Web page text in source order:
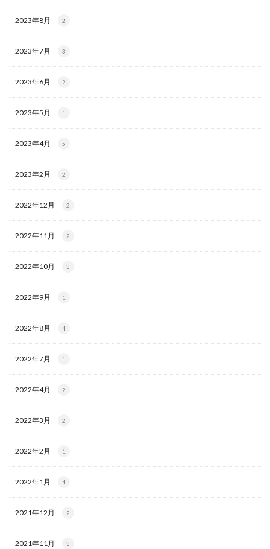
2023年8月 2
2023年7月 3
2023年6月 2
2023年5月 1
2023年4月 5
2023年2月 2
2022年12月 2
2022年11月 2
2022年10月 3
2022年9月 1
2022年8月 4
2022年7月 1
2022年4月 2
2022年3月 2
2022年2月 1
2022年1月 4
2021年12月 2
2021年11月 3